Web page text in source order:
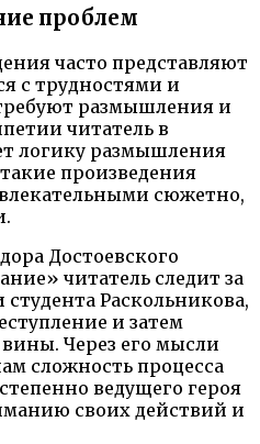
проблем
часто представляют
с трудностями и
размышления и
читатель в
логику размышления
произведения
сюжетно,
Достоевского
читатель следит за
Раскольникова,
и затем
вины. Через его мысли
сложность процесса
ведущего героя
своих действий и